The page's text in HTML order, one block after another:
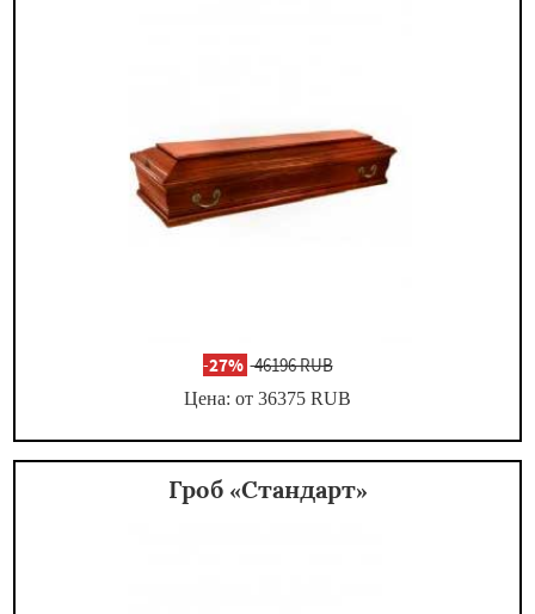
-27% 46196 RUB
Цена: от 36375 RUB
Гроб «Стандарт»